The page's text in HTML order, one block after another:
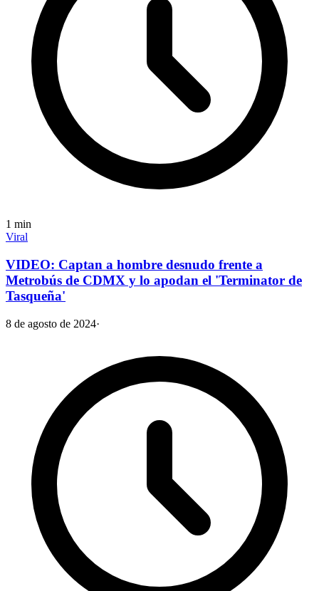
1 min
Viral
VIDEO: Captan a hombre desnudo frente a
Metrobús de CDMX y lo apodan el 'Terminator de
Tasqueña'
8 de agosto de 2024·